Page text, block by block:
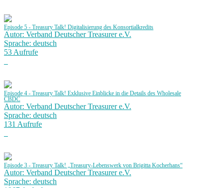
Episode 5 - Treasury Talk! Digitalisierung des Konsortialkredits
Autor: Verband Deutscher Treasurer e.V.
Sprache: deutsch
53 Aufrufe
Episode 4 - Treasury Talk! Exklusive Einblicke in die Details des Wholesale
CBDC
Autor: Verband Deutscher Treasurer e.V.
Sprache: deutsch
131 Aufrufe
Episode 3 - Treasury Talk! „Treasury-Lebenswerk von Brigitta Kocherhans“
Autor: Verband Deutscher Treasurer e.V.
Sprache: deutsch